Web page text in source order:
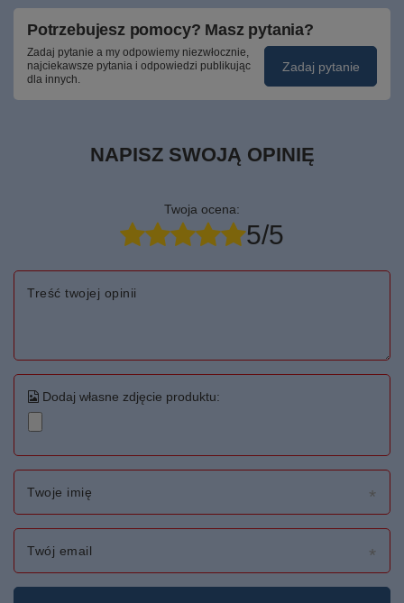
Potrzebujesz pomocy? Masz pytania?
Zadaj pytanie a my odpowiemy niezwłocznie,
najciekawsze pytania i odpowiedzi publikując
dla innych.
Zadaj pytanie
NAPISZ SWOJĄ OPINIĘ
Twoja ocena:
5/5
Treść twojej opinii
Dodaj własne zdjęcie produktu:
Twoje imię
Twój email